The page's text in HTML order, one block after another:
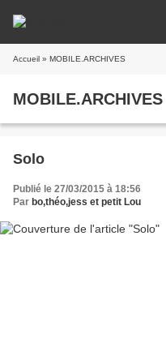
Accueil » MOBILE.ARCHIVES
MOBILE.ARCHIVES
Solo
Publié le 27/03/2015 à 18:56
Par bo,théo,jess et petit Lou